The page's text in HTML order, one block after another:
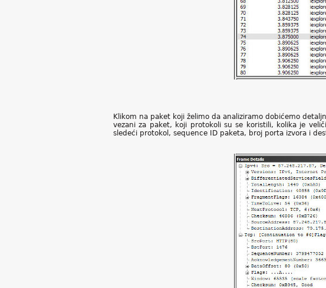
Klikom na paket koji želimo da analiziramo dobićemo
vezani za paket, koji protokoli su se koristili, kolika je
sledeći protokol, sequence ID paketa, broj porta izvora i